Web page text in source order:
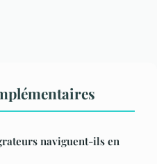
naviguent-ils en